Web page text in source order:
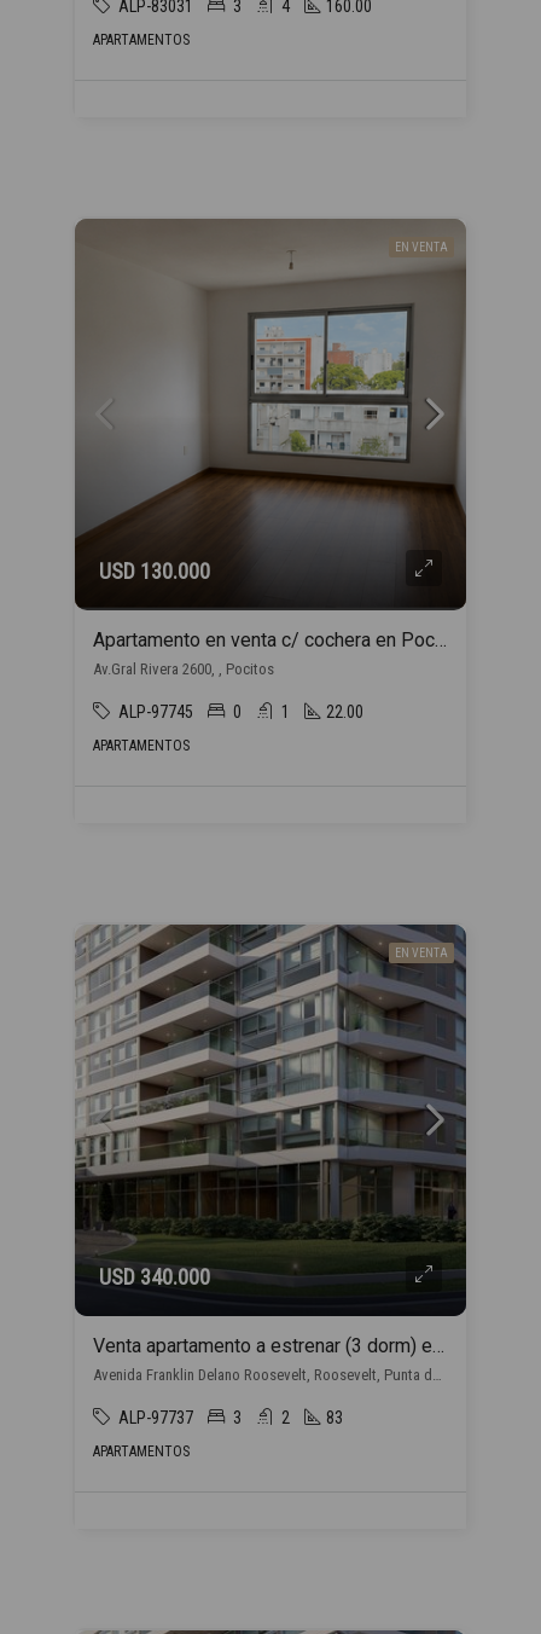
ALP-83031 3 4 160.00
APARTAMENTOS
EN VENTA
USD 130.000
Apartamento en venta c/ cochera en Pocitos
Av.Gral Rivera 2600, , Pocitos
ALP-97745 0 1 22.00
APARTAMENTOS
EN VENTA
USD 340.000
Venta apartamento a estrenar (3 dorm) en Punta del Este con financiación propia
Avenida Franklin Delano Roosevelt, Roosevelt, Punta del Este
ALP-97737 3 2 83
APARTAMENTOS